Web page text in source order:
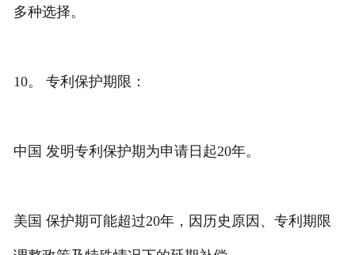
多种选择。
10。 专利保护期限：
中国 发明专利保护期为申请日起20年。
美国 保护期可能超过20年，因历史原因、专利期限